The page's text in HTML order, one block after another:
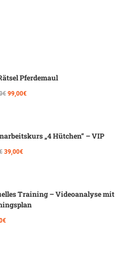
Pferdemaul
99,00€
„4 Hütchen“ – VIP
39,00€
Training – Videoanalyse mit